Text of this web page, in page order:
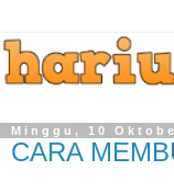
Minggu, 10
CARA